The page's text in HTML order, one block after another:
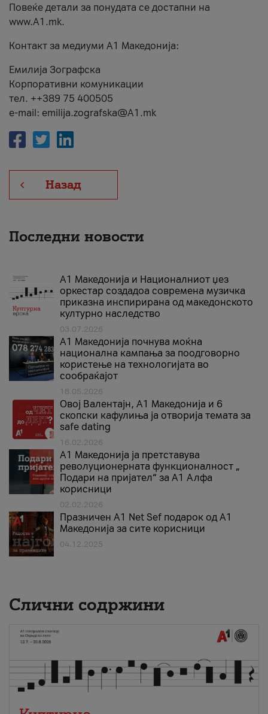
Повеќе детали за понудата се достапни на
www.А1.mk.
Контакт за медиуми А1 Македонија:
Емилија Зографска
Корпоративни комуникации
тел. ++389 75 400505
e-mail: emilija.zografska@A1.mk
Назад
Последни новости
А1 Македонија и Националниот џез
оркестар создадоа современа музичка
приказна инспирирана од македонското
културно наследство
03.07.2026
A1 Македонија почнува моќна
национална кампања за поодговорно
користење на технологијата во
сообраќајот
18.05.2026
Овој Валентајн, A1 Македонија и 6
скопски кафулиња ја отворија темата за
safe dating
16.02.2026
А1 Македонија ја претставува
револуционерната функционалност „
Подари на пријател“ за А1 Алфа
корисници
02.02.2026
Празничен A1 Net Sеf подарок од А1
Македонија за сите корисници
04.12.2025
Слични содржини